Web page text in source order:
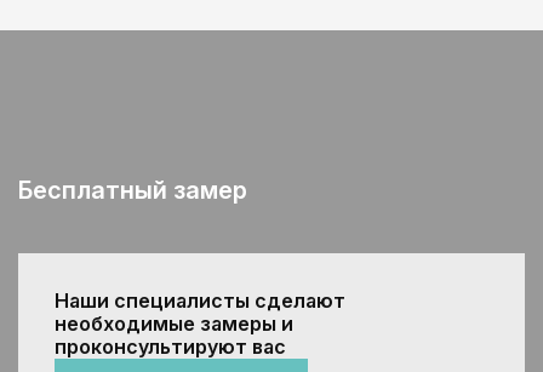
Бесплатный замер
Наши специалисты сделают
необходимые замеры и
проконсультируют вас